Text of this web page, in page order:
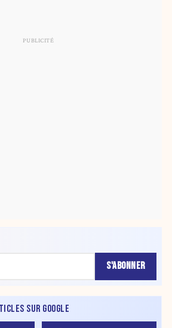
S'ABONNER
SUR GOOGLE